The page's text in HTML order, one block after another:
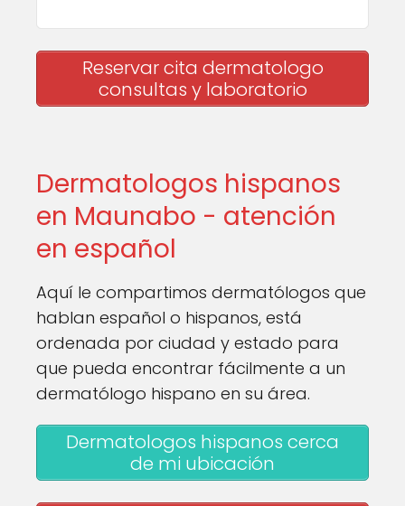
Reservar cita dermatologo
consultas y laboratorio
Dermatologos hispanos
en Maunabo - atención
en español
Aquí le compartimos dermatólogos que
hablan español o hispanos, está
ordenada por ciudad y estado para
que pueda encontrar fácilmente a un
dermatólogo hispano en su área.
Dermatologos hispanos cerca
de mi ubicación